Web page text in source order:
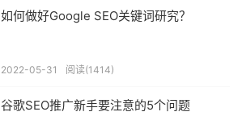
如何做好Google SEO关键词研究？
2022-05-31 阅读(1414)
谷歌SEO推广新手要注意的5个问题